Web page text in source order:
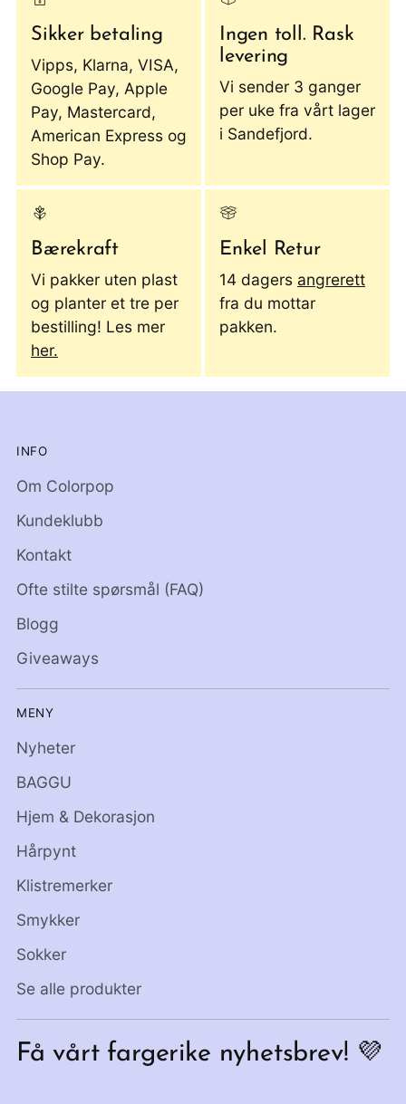
Sikker betaling
Vipps, Klarna, VISA,
Google Pay, Apple
Pay, Mastercard,
American Express og
Shop Pay.
Ingen toll. Rask
levering
Vi sender 3 ganger
per uke fra vårt lager
i Sandefjord.
Bærekraft
Vi pakker uten plast
og planter et tre per
bestilling! Les mer
her.
Enkel Retur
14 dagers angrerett
fra du mottar
pakken.
INFO
Om Colorpop
Kundeklubb
Kontakt
Ofte stilte spørsmål (FAQ)
Blogg
Giveaways
MENY
Nyheter
BAGGU
Hjem & Dekorasjon
Hårpynt
Klistremerker
Smykker
Sokker
Se alle produkter
Få vårt fargerike nyhetsbrev! 💜